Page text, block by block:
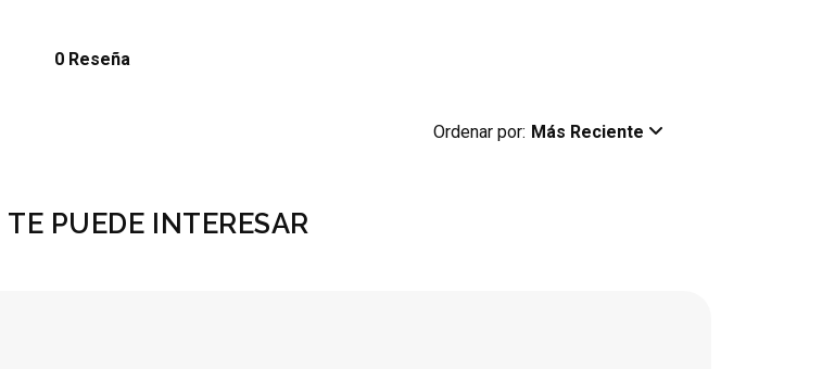
0 Reseña
Ordenar por: Más Reciente
PUEDE INTERESAR